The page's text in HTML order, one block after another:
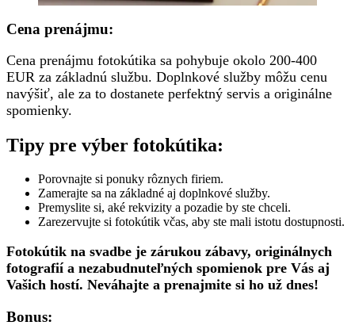
Cena prenájmu:
Cena prenájmu fotokútika sa pohybuje okolo 200-400
EUR za základnú službu. Doplnkové služby môžu cenu
navýšiť, ale za to dostanete perfektný servis a originálne
spomienky.
Tipy pre výber fotokútika:
Porovnajte si ponuky rôznych firiem.
Zamerajte sa na základné aj doplnkové služby.
Premyslite si, aké rekvizity a pozadie by ste chceli.
Zarezervujte si fotokútik včas, aby ste mali istotu dostupnosti.
Fotokútik na svadbe je zárukou zábavy, originálnych
fotografií a nezabudnuteľných spomienok pre Vás aj
Vašich hostí. Neváhajte a prenajmite si ho už dnes!
Bonus: